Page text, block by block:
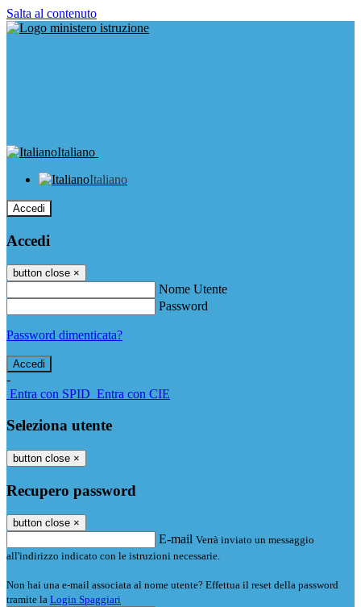
Salta al contenuto
Italiano
Italiano
Accedi
Accedi
button close ×
Nome Utente
Password
Password dimenticata?
-
Entra con SPID Entra con CIE
Seleziona utente
button close ×
Recupero password
button close ×
E-mail Verrà inviato un messaggio
all'indirizzo indicato con le istruzioni necessarie.
Non hai una e-mail associata al nome utente? Effettua il reset della password
tramite la Login Spaggiari